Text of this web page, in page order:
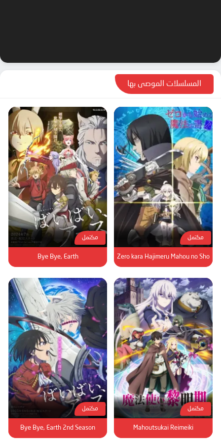
المسلسلات الموصى بها
مكتمل
Zero kara Hajimeru Mahou no Sho
مكتمل
Bye Bye, Earth
مكتمل
Mahoutsukai Reimeiki
مكتمل
Bye Bye, Earth 2nd Season